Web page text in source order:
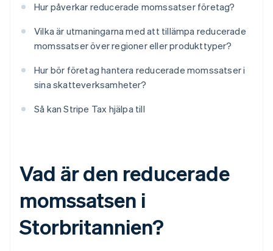
Hur påverkar reducerade momssatser företag?
Vilka är utmaningarna med att tillämpa reducerade
momssatser över regioner eller produkttyper?
Hur bör företag hantera reducerade momssatser i
sina skatteverksamheter?
Så kan Stripe Tax hjälpa till
Vad är den reducerade
momssatsen i
Storbritannien?